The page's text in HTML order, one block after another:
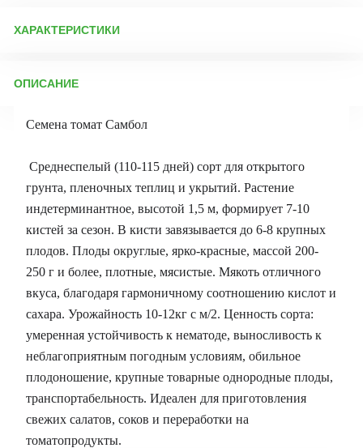
ХАРАКТЕРИСТИКИ
Бренд товара:
ОПИСАНИЕ
Семена томат Самбол
Среднеспелый (110-115 дней) сорт для открытого
грунта, пленочных теплиц и укрытий. Растение
индетерминантное, высотой 1,5 м, формирует 7-10
кистей за сезон. В кисти завязывается до 6-8 крупных
плодов. Плоды округлые, ярко-красные, массой 200-
250 г и более, плотные, мясистые. Мякоть отличного
вкуса, благодаря гармоничному соотношению кислот и
сахара. Урожайность 10-12кг с м/2. Ценность сорта:
умеренная устойчивость к нематоде, выносливость к
неблагоприятным погодным условиям, обильное
плодоношение, крупные товарные однородные плоды,
транспортабельность. Идеален для приготовления
свежих салатов, соков и переработки на
томатопродукты.